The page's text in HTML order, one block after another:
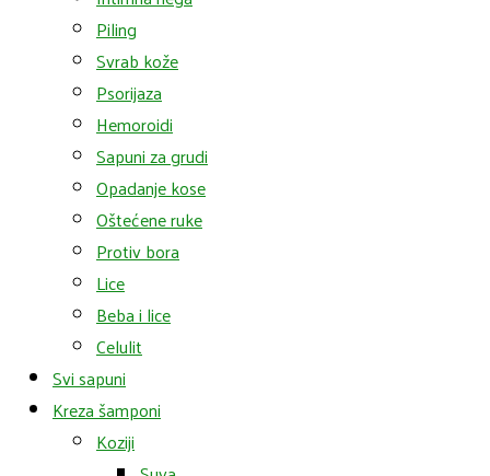
Piling
Svrab kože
Psorijaza
Hemoroidi
Sapuni za grudi
Opadanje kose
Oštećene ruke
Protiv bora
Lice
Beba i lice
Celulit
Svi sapuni
Kreza šamponi
Koziji